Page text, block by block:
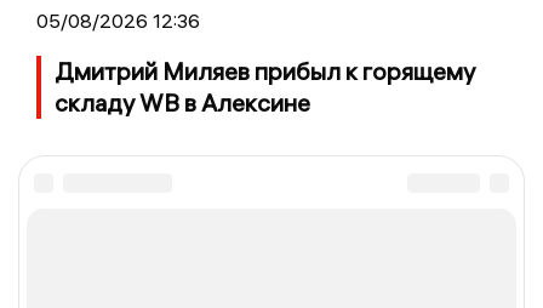
05/08/2026 12:36
Дмитрий Миляев прибыл к горящему
складу WB в Алексине